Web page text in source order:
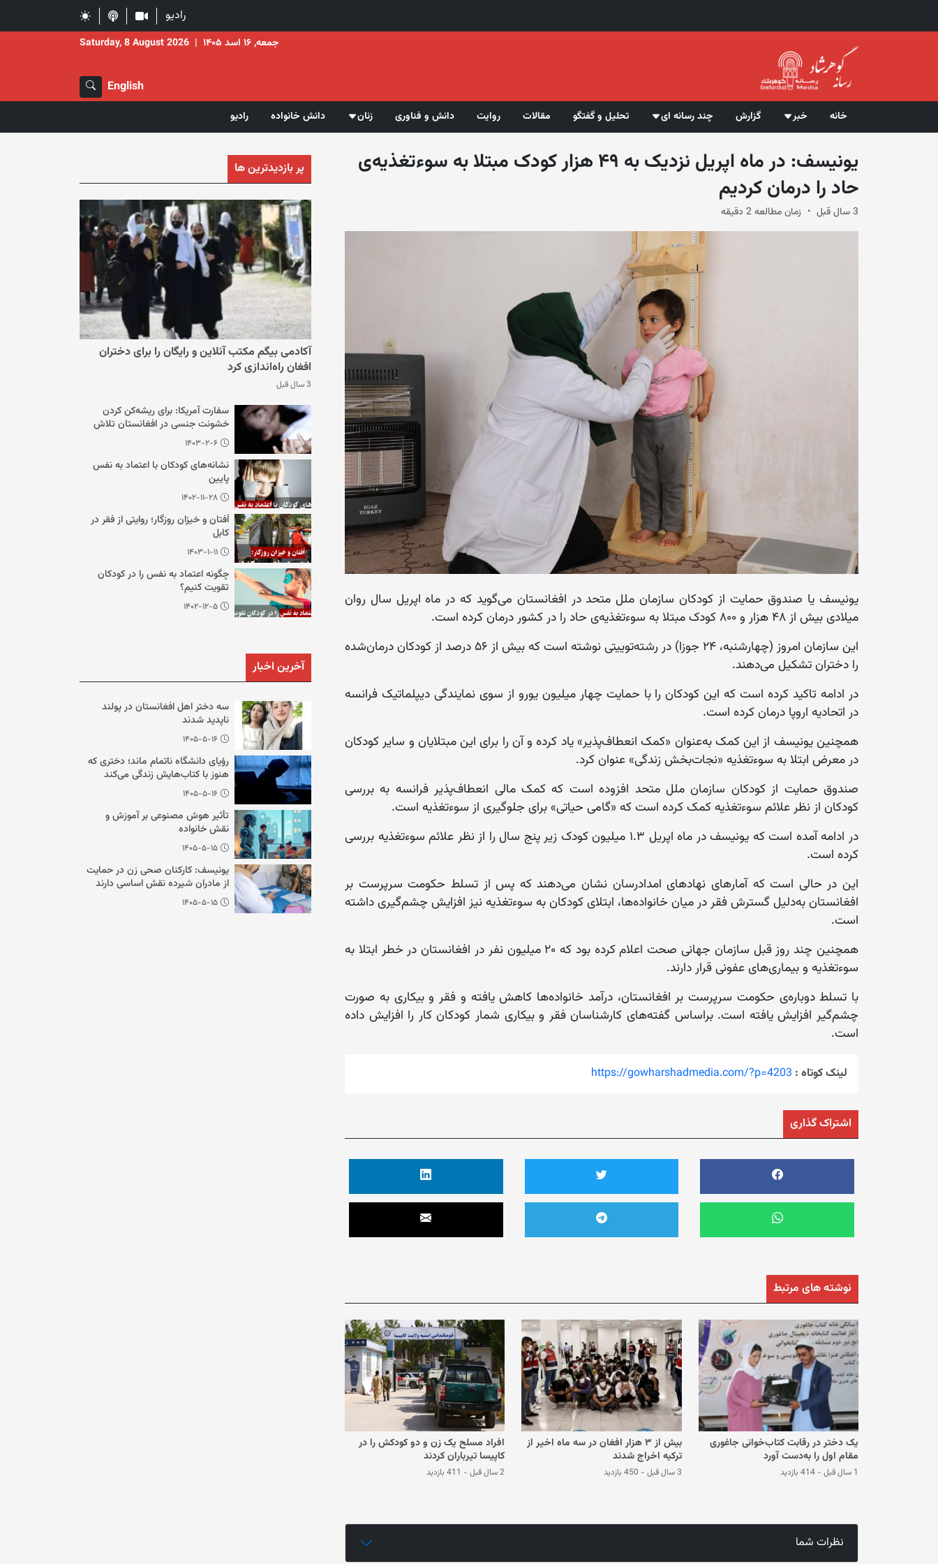
رادیو
جمعه, ۱۶ اسد ۱۴۰۵ |
Saturday, 8 August 2026
English
خانه خبر گزارش چند رسانه ای تحلیل و گفتگو مقالات روایت دانش و فناوری زنان دانش خانواده رادیو
یونیسف: در ماه اپریل نزدیک به ۴۹ هزار کودک مبتلا به سوءتغذیه‌ی
حاد را درمان کردیم
3 سال قبل زمان مطالعه 2 دقیقه
یونیسف یا صندوق حمایت از کودکان سازمان ملل متحد در افغانستان می‌گوید که در ماه اپریل سال روان
میلادی بیش از ۴۸ هزار و ۸۰۰ کودک مبتلا به سوءتغذیه‌ی حاد را در کشور درمان کرده است.
این سازمان امروز (چهارشنبه، ۲۴ جوزا) در رشته‌توییتی نوشته است که بیش از ۵۶ درصد از کودکان درمان‌شده
را دختران تشکیل می‌دهند.
در ادامه تاکید کرده است که این کودکان را با حمایت چهار میلیون یورو از سوی نمایندگی دیپلماتیک فرانسه
در اتحادیه اروپا درمان کرده است.
همچنین یونیسف از این کمک به‌عنوان «کمک انعطاف‌پذیر» یاد کرده و آن را برای این مبتلایان و سایر کودکان
در معرض ابتلا به سوءتغذیه «نجات‌بخش زندگی» عنوان کرد.
صندوق حمایت از کودکان سازمان ملل متحد افزوده است که کمک مالی انعطاف‌پذیر فرانسه به بررسی
کودکان از نظر علائم سوءتغذیه کمک کرده است که «گامی حیاتی» برای جلوگیری از سوءتغذیه است.
در ادامه آمده است که یونیسف در ماه اپریل ۱.۳ میلیون کودک زیر پنج سال را از نظر علائم سوءتغذیه بررسی
کرده است.
این در حالی است که آمارهای نهادهای امدادرسان نشان می‌دهند که پس از تسلط حکومت سرپرست بر
افغانستان به‌دلیل گسترش فقر در میان خانواده‌ها، ابتلای کودکان به سوءتغذیه نیز افزایش چشم‌گیری داشته
است.
همچنین چند روز قبل سازمان جهانی صحت اعلام کرده بود که ۲۰ میلیون نفر در افغانستان در خطر ابتلا به
سوءتغذیه و بیماری‌های عفونی قرار دارند.
با تسلط دوباره‌ی حکومت سرپرست بر افغانستان، درآمد خانواده‌ها کاهش یافته و فقر و بیکاری به صورت
چشم‌گیر افزایش یافته است. براساس گفته‌های کارشناسان فقر و بیکاری شمار کودکان کار را افزایش داده
است.
لینک کوتاه : https://gowharshadmedia.com/?p=4203
اشتراک گذاری
نوشته های مرتبط
یک دختر در رقابت کتاب‌خوانی جاغوری
مقام اول را به‌دست آورد
1 سال قبل - 414 بازدید
بیش از ۳ هزار افغان در سه ماه اخیر از
ترکیه اخراج شدند
3 سال قبل - 450 بازدید
افراد مسلح یک زن و دو کودکش را در
کاپیسا تیرباران کردند
2 سال قبل - 411 بازدید
نظرات شما
پر بازدیدترین ها
آکادمی بیگم مکتب آنلاین و رایگان را برای دختران
افغان راه‌اندازی کرد
3 سال قبل
سفارت آمریکا: برای ریشه‌کن کردن
خشونت جنسی در افغانستان تلاش
می‌کنیم
۱۴۰۳-۲-۶
نشانه‌های کودکان با اعتماد به نفس
پایین
۱۴۰۲-۱۱-۲۸
اُفتان و خیزان روزگار؛ روایتی از فقر در
کابل
۱۴۰۳-۱-۱۱
چگونه اعتماد به نفس را در کودکان
تقویت کنیم؟
۱۴۰۲-۱۲-۵
آخرین اخبار
سه دختر اهل افغانستان در پولند
ناپدید شدند
۱۴۰۵-۵-۱۶
رؤیای دانشگاه ناتمام ماند؛ دختری که
هنوز با کتاب‌هایش زندگی می‌کند
۱۴۰۵-۵-۱۶
تأثیر هوش مصنوعی بر آموزش و
نقش خانواده
۱۴۰۵-۵-۱۵
یونیسف: کارکنان صحی زن در حمایت
از مادران شیرده نقش اساسی دارند
۱۴۰۵-۵-۱۵